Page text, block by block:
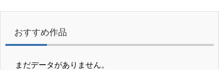
おすすめ作品
まだデータがありません。